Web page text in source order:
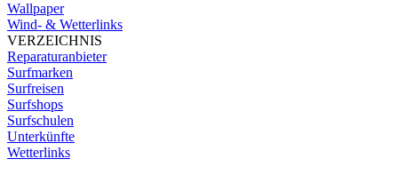
Wallpaper
Wind- & Wetterlinks
VERZEICHNIS
Reparaturanbieter
Surfmarken
Surfreisen
Surfshops
Surfschulen
Unterkünfte
Wetterlinks